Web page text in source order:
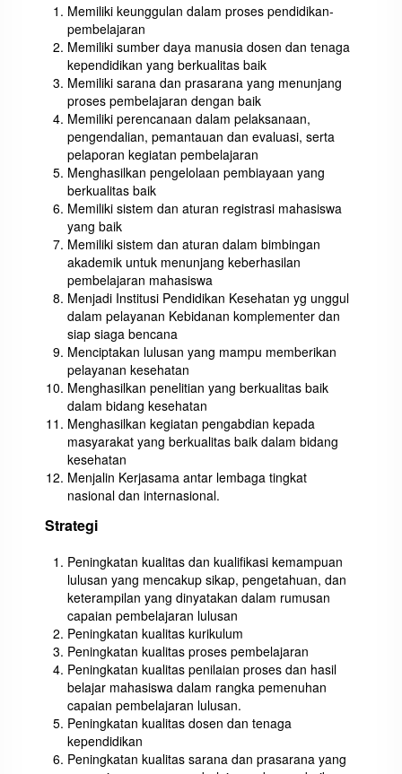
Memiliki keunggulan dalam proses pendidikan-
pembelajaran
Memiliki sumber daya manusia dosen dan tenaga
kependidikan yang berkualitas baik
Memiliki sarana dan prasarana yang menunjang
proses pembelajaran dengan baik
Memiliki perencanaan dalam pelaksanaan,
pengendalian, pemantauan dan evaluasi, serta
pelaporan kegiatan pembelajaran
Menghasilkan pengelolaan pembiayaan yang
berkualitas baik
Memiliki sistem dan aturan registrasi mahasiswa
yang baik
Memiliki sistem dan aturan dalam bimbingan
akademik untuk menunjang keberhasilan
pembelajaran mahasiswa
Menjadi Institusi Pendidikan Kesehatan yg unggul
dalam pelayanan Kebidanan komplementer dan
siap siaga bencana
Menciptakan lulusan yang mampu memberikan
pelayanan kesehatan
Menghasilkan penelitian yang berkualitas baik
dalam bidang kesehatan
Menghasilkan kegiatan pengabdian kepada
masyarakat yang berkualitas baik dalam bidang
kesehatan
Menjalin Kerjasama antar lembaga tingkat
nasional dan internasional.
Strategi
Peningkatan kualitas dan kualifikasi kemampuan
lulusan yang mencakup sikap, pengetahuan, dan
keterampilan yang dinyatakan dalam rumusan
capaian pembelajaran lulusan
Peningkatan kualitas kurikulum
Peningkatan kualitas proses pembelajaran
Peningkatan kualitas penilaian proses dan hasil
belajar mahasiswa dalam rangka pemenuhan
capaian pembelajaran lulusan.
Peningkatan kualitas dosen dan tenaga
kependidikan
Peningkatan kualitas sarana dan prasarana yang